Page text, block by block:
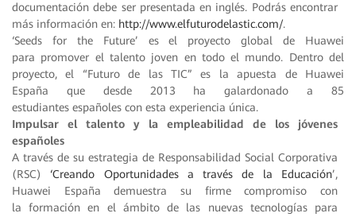
documentación debe ser presentada en inglés. Podrás encontrar
más información en: http://www.elfuturodelastic.com/.
‘Seeds for the Future’ es el proyecto global de Huawei
para promover el talento joven en todo el mundo. Dentro del
proyecto, el “Futuro de las TIC” es la apuesta de Huawei
España que desde 2013 ha galardonado a 85
estudiantes españoles con esta experiencia única.
Impulsar el talento y la empleabilidad de los jóvenes
españoles
A través de su estrategia de Responsabilidad Social Corporativa
(RSC) ‘Creando Oportunidades a través de la Educación’,
Huawei España demuestra su firme compromiso con
la formación en el ámbito de las nuevas tecnologías para